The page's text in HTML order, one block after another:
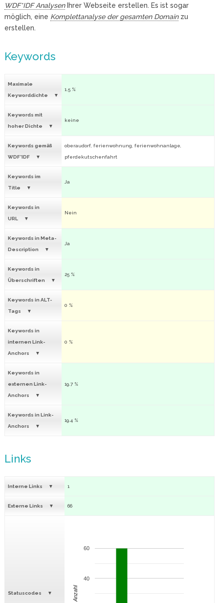
WDF*IDF AnalysenIhrer Webseite erstellen. Es ist sogar
möglich, eine Komplettanalyse der gesamten Domainzu
erstellen.
Keywords
Maximale
Keyworddichte
1.5 %
Keywords mit
hoher Dichte
keine
Keywords gemäß
WDF*IDF
oberaudorf, ferienwohnung, ferienwohnanlage,
pferdekutschenfahrt
Keywords im
Title
Ja
Keywords in
URL
Nein
Keywords in Meta-
Description
Ja
Keywords in
Überschriften
25 %
Keywords in ALT-
Tags
0 %
Keywords in
internen Link-
Anchors
0 %
Keywords in
externen Link-
Anchors
19.7 %
Keywords in Link-
Anchors
19.4 %
Links
Interne Links 1
Externe Links 66
Statuscodes
40
60
Anzahl